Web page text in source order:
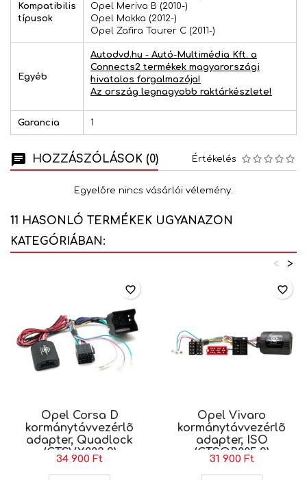
Kompatibilis
típusok
Opel Meriva B (2010-)
Opel Mokka (2012-)
Opel Zafira Tourer C (2011-)
Egyéb
Autodvd.hu - Autó-Multimédia Kft. a
Connects2 termékek magyarországi
hivatalos forgalmazója!
Az ország legnagyobb raktárkészlete!
Garancia 1
HOZZÁSZÓLÁSOK (0) Értékelés
Egyelőre nincs vásárlói vélemény.
11 HASONLÓ TERMÉKEK UGYANAZON
KATEGÓRIÁBAN:
>
<
Opel Corsa D
kormánytávvezérlõ
adapter, Quadlock
(CTSVX003.2)
34 900 Ft
favorite_border
Opel Vivaro
kormánytávvezérlõ
adapter, ISO
(CTSOP005.2)
31 900 Ft
favorite_border